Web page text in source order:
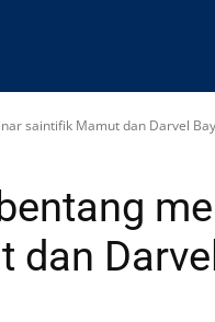
saintifik Mamut dan Darvel
dan